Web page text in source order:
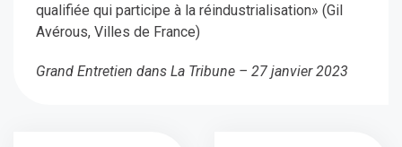
qualifiée qui participe à la réindustrialisation» (Gil
Avérous, Villes de France)
Grand Entretien dans La Tribune – 27 janvier 2023